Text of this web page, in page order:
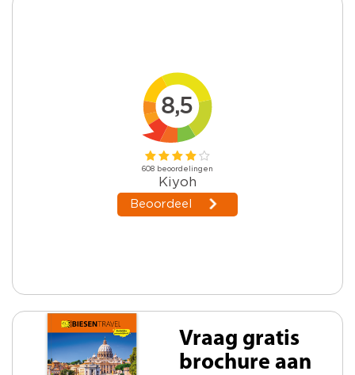
Vraag gratis
brochure aan